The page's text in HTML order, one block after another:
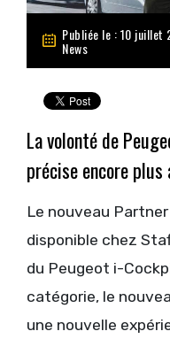
Publiée le : 10 juillet
News
La volonté de
précise encore plus
Le nouveau
disponible chez
du Peugeot i-
catégorie, le
une nouvelle